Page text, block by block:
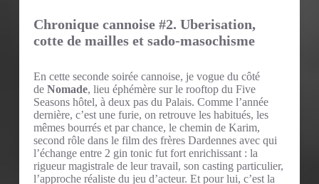
Chronique cannoise #2. Uberisation,
cotte de mailles et sado-masochisme
En cette seconde soirée cannoise, je vogue du côté
de Nomade, lieu éphémère sur le rooftop du Five
Seasons hôtel, à deux pas du Palais. Comme l’année
dernière, c’est une furie, on retrouve les habitués, les
mêmes bourrés et par chance, le chemin de Karim,
second rôle dans le film des frères Dardennes avec qui
l’échange entre 2 gin tonic fut fort enrichissant : la
rigueur magistrale de leur travail, son casting particulier,
l’approche réaliste du jeu d’acteur. Et pour lui, c’est la